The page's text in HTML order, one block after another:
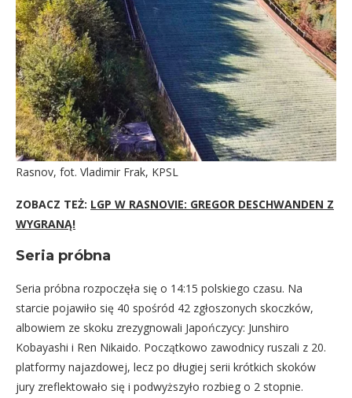
Rasnov, fot. Vladimir Frak, KPSL
ZOBACZ TEŻ: LGP W RASNOVIE: GREGOR DESCHWANDEN Z
WYGRANĄ!
Seria próbna
Seria próbna rozpoczęła się o 14:15 polskiego czasu. Na
starcie pojawiło się 40 spośród 42 zgłoszonych skoczków,
albowiem ze skoku zrezygnowali Japończycy: Junshiro
Kobayashi i Ren Nikaido. Początkowo zawodnicy ruszali z 20.
platformy najazdowej, lecz po długiej serii krótkich skoków
jury zreflektowało się i podwyższyło rozbieg o 2 stopnie.